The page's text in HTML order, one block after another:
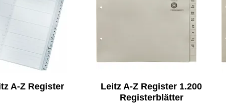
A-Z Register
Leitz A-Z Register 1.200
Registerblätter